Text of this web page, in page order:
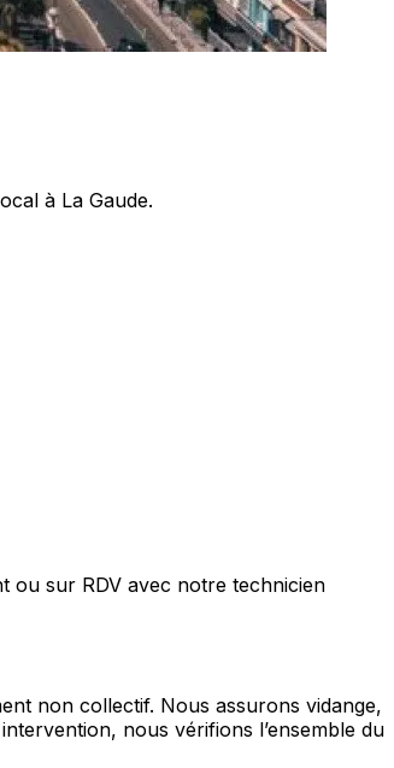
à La Gaude.
ou sur RDV avec notre technicien
non collectif. Nous assurons vidange,
nous vérifions l’ensemble du